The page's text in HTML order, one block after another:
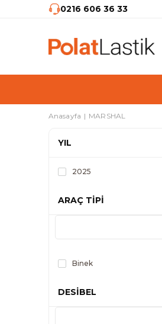
0216 606 36 33
Anasayfa MARSHAL
YIL
2025
ARAÇ TİPİ
Binek
DESİBEL